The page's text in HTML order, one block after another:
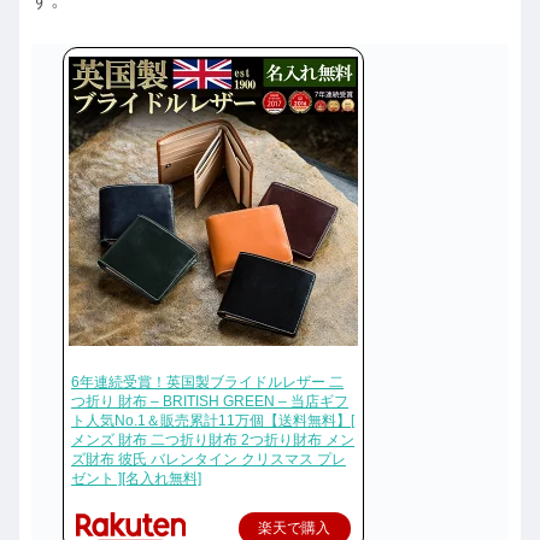
6年連続受賞！英国製ブライドルレザー 二
つ折り 財布 – BRITISH GREEN – 当店ギフ
ト人気No.1＆販売累計11万個【送料無料】[
メンズ 財布 二つ折り財布 2つ折り財布 メン
ズ財布 彼氏 バレンタイン クリスマス プレ
ゼント ][名入れ無料]
楽天で購入